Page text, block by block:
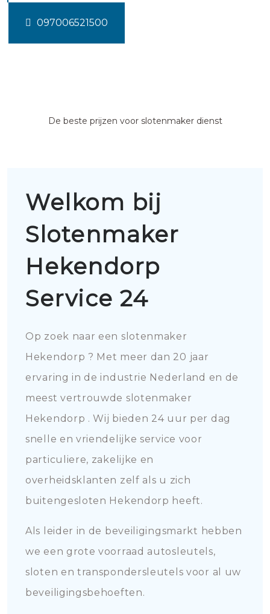
097006521500
De beste prijzen voor slotenmaker dienst
Welkom bij
Slotenmaker
Hekendorp
Service 24
Op zoek naar een slotenmaker
Hekendorp ? Met meer dan 20 jaar
ervaring in de industrie Nederland en de
meest vertrouwde slotenmaker
Hekendorp . Wij bieden 24 uur per dag
snelle en vriendelijke service voor
particuliere, zakelijke en
overheidsklanten zelf als u zich
buitengesloten Hekendorp heeft.
Als leider in de beveiligingsmarkt hebben
we een grote voorraad autosleutels,
sloten en transpondersleutels voor al uw
beveiligingsbehoeften.